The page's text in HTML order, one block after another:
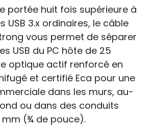
portée huit fois supérieure à
USB 3.x ordinaires, le câble
vous permet de séparer
USB du PC hôte de 25
optique actif renforcé en
et certifié Eca pour une
dans les murs, au-
ou dans des conduits
mm (¾ de pouce).